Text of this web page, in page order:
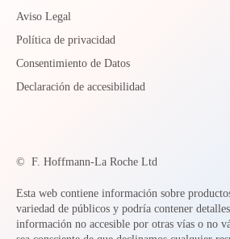
Aviso Legal
Política de privacidad
Consentimiento de Datos
Declaración de accesibilidad
© F. Hoffmann-La Roche Ltd
Esta web contiene información sobre
variedad de públicos y podría contener
información no accesible por otras vías o no